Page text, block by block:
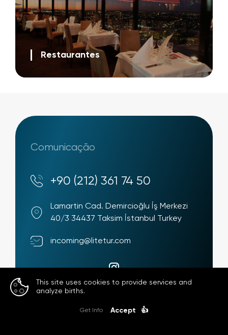
Restaurantes
Comunicação
+90 (212) 361 74 50
Lamartin Cad. Demircioğlu İş Merkezi
40/3 34437 Taksim İstanbul Turkey
incoming@litetur.com
Litetur.com
This site uses cookies to provide services and
analyze births.
Get Info Accept 👍